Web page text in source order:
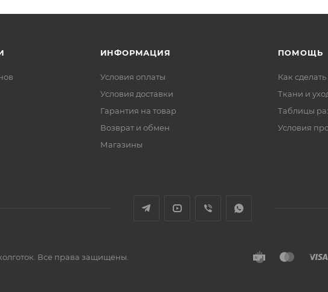
ИНФОРМАЦИЯ
Условия оплаты
Условия доставки
Гарантия на товар
Возврат и обмен
Магазины
ПОМОЩЬ
Как сделать
Ткани и
Таблицы
Условия
Все права защищены.